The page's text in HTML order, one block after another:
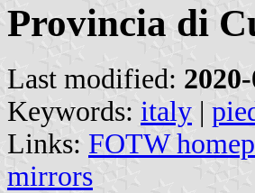
Provincia di
Last modified:
Keywords: italy |
Links: FOTW
mirrors